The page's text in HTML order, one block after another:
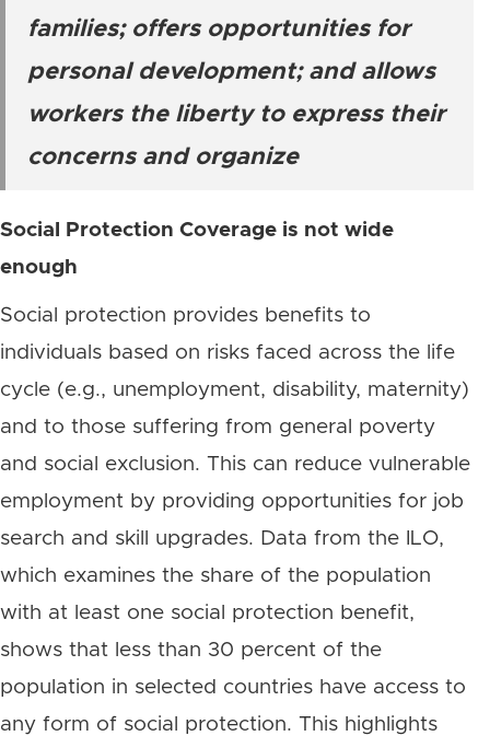
families; offers opportunities for
personal development; and allows
workers the liberty to express their
concerns and organize
Social Protection Coverage is not wide
enough
Social protection provides benefits to
individuals based on risks faced across the life
cycle (e.g., unemployment, disability, maternity)
and to those suffering from general poverty
and social exclusion. This can reduce vulnerable
employment by providing opportunities for job
search and skill upgrades. Data from the ILO,
which examines the share of the population
with at least one social protection benefit,
shows that less than 30 percent of the
population in selected countries have access to
any form of social protection. This highlights